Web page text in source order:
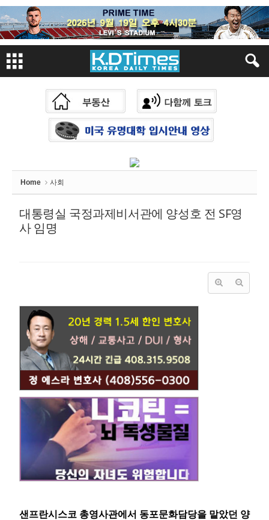
Home 사회
대통령실 국정과제비서관에 양성호 전 SF영
사 임명
샌프란시스코 총영사관에서 동포문화담당을 맡았던 양
스케치북5
스케치북5